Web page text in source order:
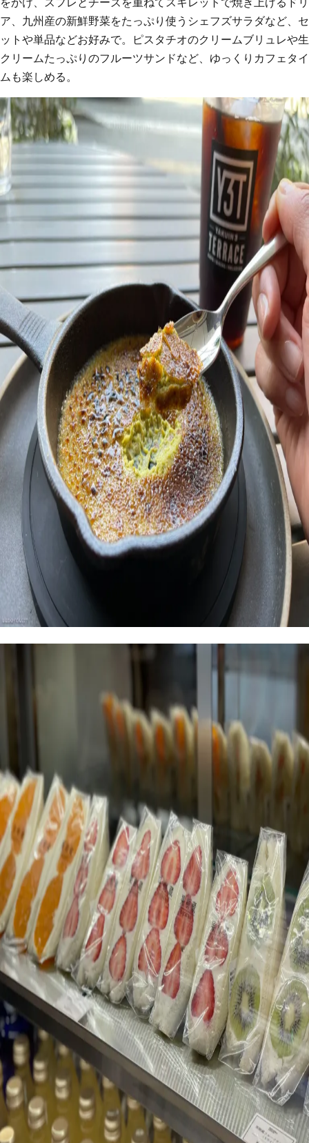
をかけ、スフレとチーズを重ねてスキレットで焼き上げるドリ
ア、九州産の新鮮野菜をたっぷり使うシェフズサラダなど、セ
ットや単品などお好みで。ピスタチオのクリームブリュレや生
クリームたっぷりのフルーツサンドなど、ゆっくりカフェタイ
ムも楽しめる。